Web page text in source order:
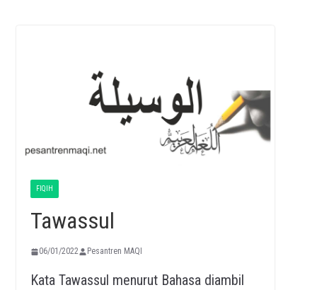
FIQIH
Tawassul
06/01/2022 Pesantren MAQI
Kata Tawassul menurut Bahasa diambil